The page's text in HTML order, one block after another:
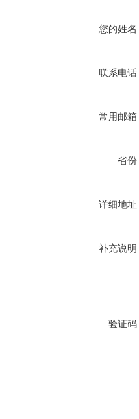
您的姓名
联系电话
常用邮箱
省份
详细地址
补充说明
验证码